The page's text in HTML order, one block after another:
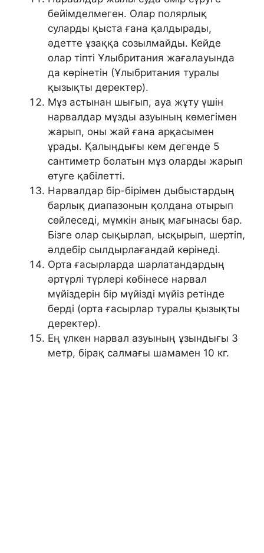
бейімделмеген. Олар полярлық
суларды қыста ғана қалдырады,
әдетте ұзаққа созылмайды. Кейде
олар тіпті Ұлыбритания жағалауында
да көрінетін (Ұлыбритания туралы
қызықты деректер).
Мұз астынан шығып, ауа жұту үшін
нарвалдар мұзды азуының көмегімен
жарып, оны жай ғана арқасымен
ұрады. Қалыңдығы кем дегенде 5
сантиметр болатын мұз оларды жарып
өтуге қабілетті.
Нарвалдар бір-бірімен дыбыстардың
барлық диапазонын қолдана отырып
сөйлеседі, мүмкін анық мағынасы бар.
Бізге олар сықырлап, ысқырып, шертіп,
әлдебір сылдырлағандай көрінеді.
Орта ғасырларда шарлатандардың
әртүрлі түрлері көбінесе нарвал
мүйіздерін бір мүйізді мүйіз ретінде
берді (орта ғасырлар туралы қызықты
деректер).
Ең үлкен нарвал азуының ұзындығы 3
метр, бірақ салмағы шамамен 10 кг.